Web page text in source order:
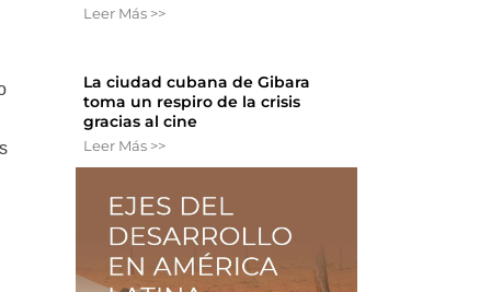
Leer Más >>
La ciudad cubana de Gibara
toma un respiro de la crisis
gracias al cine
Leer Más >>